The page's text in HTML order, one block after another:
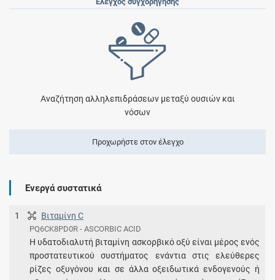
Αναζήτηση αλληλεπιδράσεων μεταξύ ουσιών και
νόσων
Προχωρήστε στον έλεγχο
Ενεργά συστατικά
1 Βιταμίνη C
PQ6CK8PD0R - ASCORBIC ACID
Η υδατοδιαλυτή βιταμίνη ασκορβικό οξύ είναι μέρος ενός
προστατευτικού συστήματος ενάντια στις ελεύθερες
ρίζες οξυγόνου και σε άλλα οξειδωτικά ενδογενούς ή